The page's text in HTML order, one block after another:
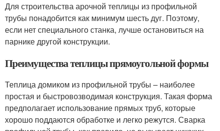
Для строительства арочной теплицы из профильной
трубы понадобится как минимум шесть дуг. Поэтому,
если нет специального станка, лучше остановиться на
парнике другой конструкции.
Преимущества теплицы прямоугольной формы
Теплица домиком из профильной трубы – наиболее
простая и быстровозводимая конструкция. Такая форма
предполагает использование прямых труб, которые
хорошо поддаются обработке и легко режутся. Сварка